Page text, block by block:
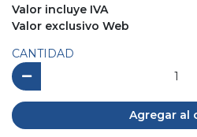
Valor incluye IVA
Valor exclusivo Web
CANTIDAD
Agregar al